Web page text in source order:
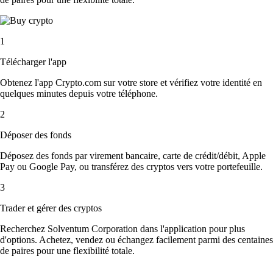
1
Télécharger l'app
Obtenez l'app Crypto.com sur votre store et vérifiez votre identité en
quelques minutes depuis votre téléphone.
2
Déposer des fonds
Déposez des fonds par virement bancaire, carte de crédit/débit, Apple
Pay ou Google Pay, ou transférez des cryptos vers votre portefeuille.
3
Trader et gérer des cryptos
Recherchez Solventum Corporation dans l'application pour plus
d'options. Achetez, vendez ou échangez facilement parmi des centaines
de paires pour une flexibilité totale.